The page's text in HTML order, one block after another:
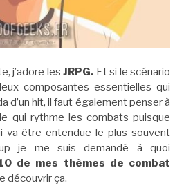
j’adore lesJRPG. Et si le scénario
composantes essentielles qui
d’un hit, il faut également penser à
qui rythme les combats puisque
va être entendue le plus souvent
je me suis demandé à quoi
de mes thèmes de combat
découvrir ça.